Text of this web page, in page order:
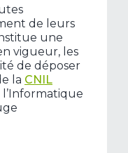
de leurs
une
vigueur, les
de déposer
la CNIL
l’Informatique